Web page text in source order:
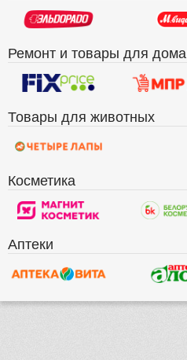
Ремонт и товары для дома
Товары для животных
Косметика
Аптеки